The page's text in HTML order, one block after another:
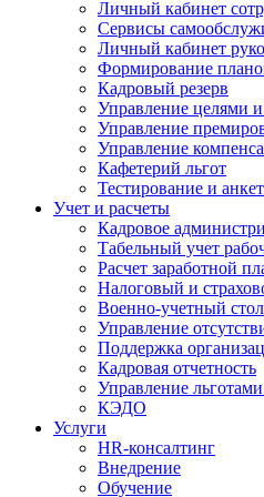
Личный кабинет
Сервисы
Личный кабинет
Формирование
Кадровый резерв
Управление целями
Управление
Управление
Кафетерий льгот
Тестирование и
Учет и расчеты
Кадровое
Табельный учет
Расчет заработной
Налоговый и
Военно-учетный стол
Управление
Поддержка
Кадровая отчетность
Управление
КЭДО
Услуги
HR-консалтинг
Внедрение
Обучение